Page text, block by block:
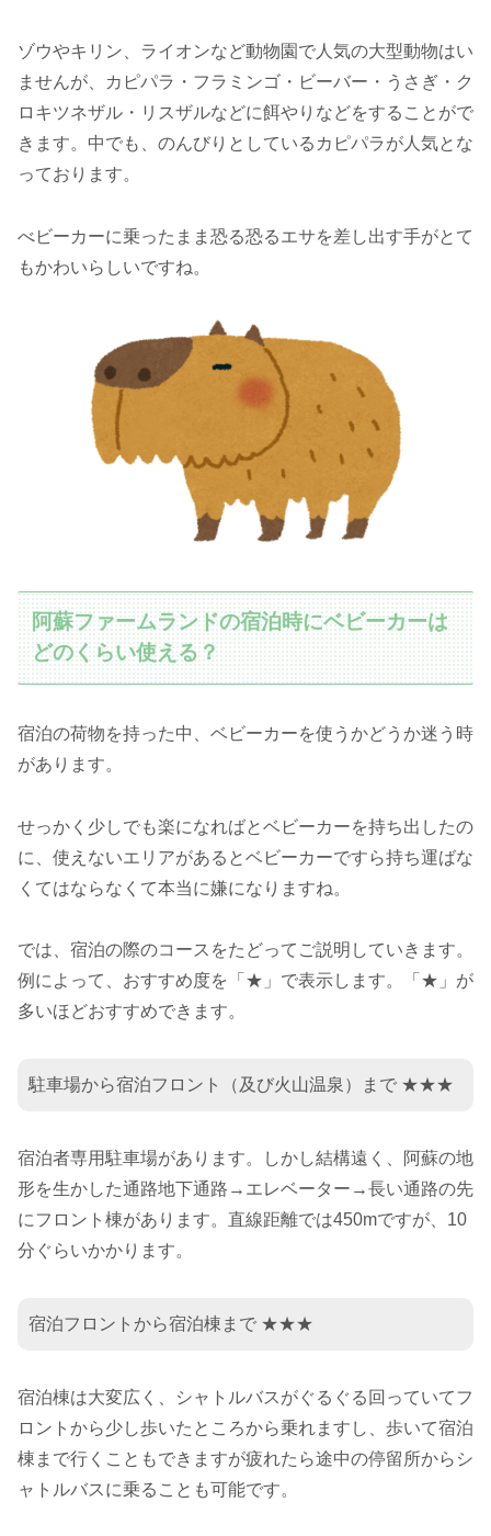
ゾウやキリン、ライオンなど動物園で人気の大型動物はい
ませんが、カピパラ・フラミンゴ・ビーバー・うさぎ・ク
ロキツネザル・リスザルなどに餌やりなどをすることがで
きます。中でも、のんびりとしているカピパラが人気とな
っております。
べビーカーに乗ったまま恐る恐るエサを差し出す手がとて
もかわいらしいですね。
阿蘇ファームランドの宿泊時にベビーカーは
どのくらい使える？
宿泊の荷物を持った中、ベビーカーを使うかどうか迷う時
があります。
せっかく少しでも楽になればとベビーカーを持ち出したの
に、使えないエリアがあるとベビーカーですら持ち運ばな
くてはならなくて本当に嫌になりますね。
では、宿泊の際のコースをたどってご説明していきます。
例によって、おすすめ度を「★」で表示します。「★」が
多いほどおすすめできます。
駐車場から宿泊フロント（及び火山温泉）まで ★★★
宿泊者専用駐車場があります。しかし結構遠く、阿蘇の地
形を生かした通路地下通路→エレベーター→長い通路の先
にフロント棟があります。直線距離では450mですが、10
分ぐらいかかります。
宿泊フロントから宿泊棟まで ★★★
宿泊棟は大変広く、シャトルバスがぐるぐる回っていてフ
ロントから少し歩いたところから乗れますし、歩いて宿泊
棟まで行くこともできますが疲れたら途中の停留所からシ
ャトルバスに乗ることも可能です。